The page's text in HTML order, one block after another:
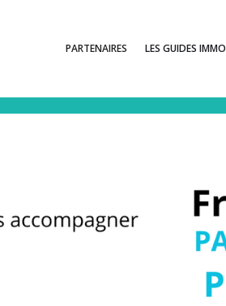
PARTENAIRES LES GUIDES IMMO